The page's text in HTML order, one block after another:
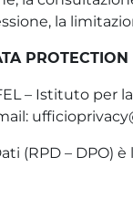
la
PROTECTION
– Istituto per la
(RPD – DPO) è